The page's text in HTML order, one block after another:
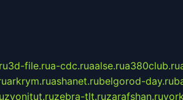
3d-file.rua-cdc.ruaalse.rua380club.ru
arkrym.ruashanet.rubelgorod-day.ru
zvonitut.ruzebra-tlt.ruzarafshan.ru